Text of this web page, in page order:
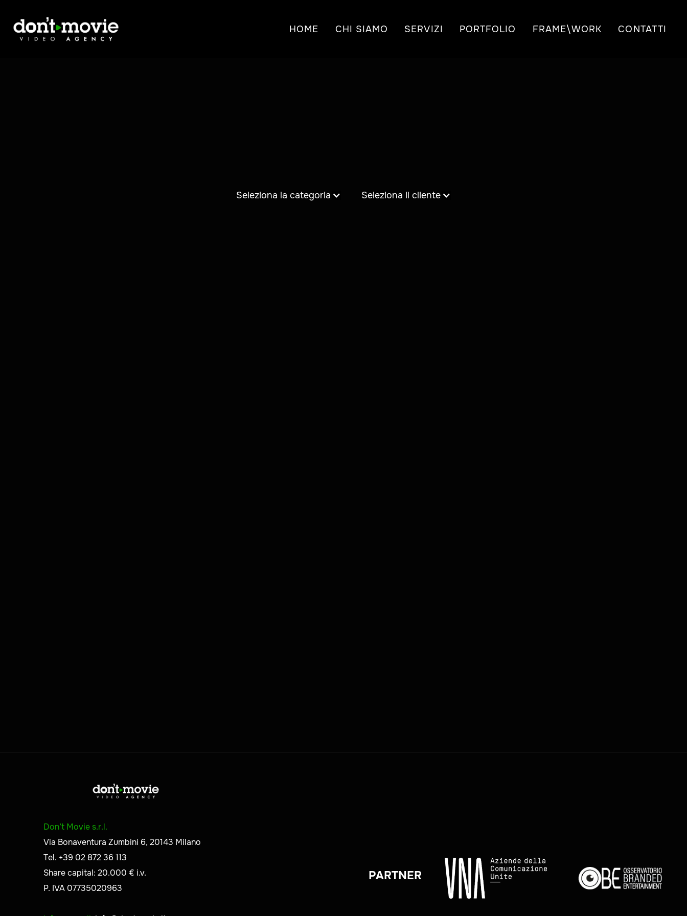
HOME CHI SIAMO SERVIZI PORTFOLIO FRAME\WORK CONTATTI
Seleziona la categoria Seleziona il cliente
Don’t Movie s.r.l.
Via Bonaventura Zumbini 6, 20143 Milano
Tel. +39 02 872 36 113
Share capital: 20.000 € i.v.
P. IVA 07735020963
PARTNER